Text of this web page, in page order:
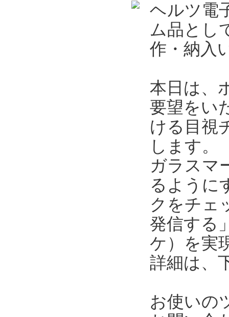
ヘルツ電
ム品とし
作・納入
本日は、
要望をい
ける目視
します。
ガラスマ
るように
クをチェ
発信する
ケ）を実
詳細は、
お使いの